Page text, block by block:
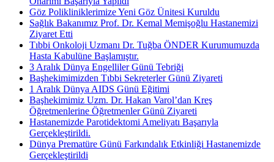
Göz Polikliniklerimize Yeni Göz Ünitesi Kuruldu
Sağlık Bakanımız Prof. Dr. Kemal Memişoğlu Hastanemizi
Ziyaret Etti
Tıbbi Onkoloji Uzmanı Dr. Tuğba ÖNDER Kurumumuzda
Hasta Kabulüne Başlamıştır.
3 Aralık Dünya Engelliler Günü Tebriği
Başhekimimizden Tıbbi Sekreterler Günü Ziyareti
1 Aralık Dünya AIDS Günü Eğitimi
Başhekimimiz Uzm. Dr. Hakan Varol’dan Kreş
Öğretmenlerine Öğretmenler Günü Ziyareti
Hastanemizde Parotidektomi Ameliyatı Başarıyla
Gerçekleştirildi.
Dünya Prematüre Günü Farkındalık Etkinliği Hastanemizde
Gerçekleştirildi